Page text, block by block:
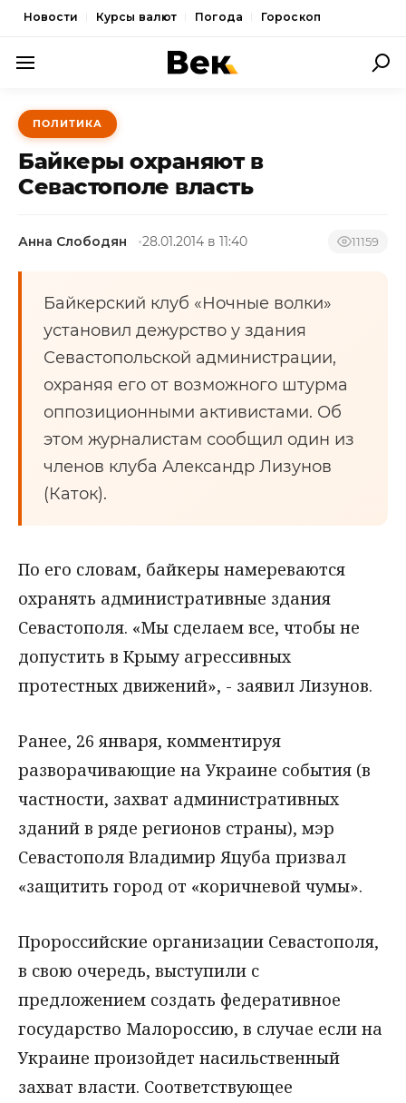
Новости Курсы валют Погода Гороскоп
ПОЛИТИКА
ЭКОНОМИКА
ОБЩЕСТВО
КУЛЬТУРА
ПОЛИТИКА
Байкеры охраняют в
Севастополе власть
Анна Слободян 28.01.2014 в 11:40 11159
Байкерский клуб «Ночные волки»
установил дежурство у здания
Севастопольской администрации,
охраняя его от возможного штурма
оппозиционными активистами. Об
этом журналистам сообщил один из
членов клуба Александр Лизунов
(Каток).
По его словам, байкеры намереваются
охранять административные здания
Севастополя. «Мы сделаем все, чтобы не
допустить в Крыму агрессивных
протестных движений», - заявил Лизунов.
Ранее, 26 января, комментируя
разворачивающие на Украине события (в
частности, захват административных
зданий в ряде регионов страны), мэр
Севастополя Владимир Яцуба призвал
«защитить город от «коричневой чумы».
Пророссийские организации Севастополя,
в свою очередь, выступили с
предложением создать федеративное
государство Малороссию, в случае если на
Украине произойдет насильственный
захват власти. Соответствующее